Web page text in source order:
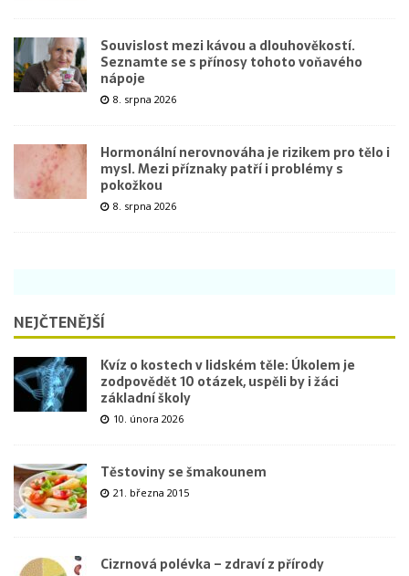
Souvislost mezi kávou a dlouhověkostí.
Seznamte se s přínosy tohoto voňavého
nápoje
8. srpna 2026
Hormonální nerovnováha je rizikem pro tělo i
mysl. Mezi příznaky patří i problémy s
pokožkou
8. srpna 2026
NEJČTENĚJŠÍ
Kvíz o kostech v lidském těle: Úkolem je
zodpovědět 10 otázek, uspěli by i žáci
základní školy
10. února 2026
Těstoviny se šmakounem
21. března 2015
Cizrnová polévka – zdraví z přírody